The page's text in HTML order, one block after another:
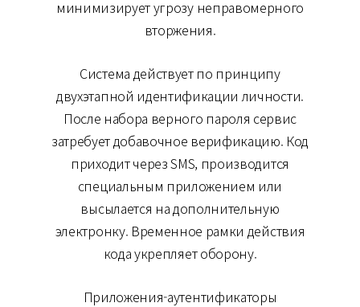
минимизирует угрозу неправомерного
вторжения.
Система действует по принципу
двухэтапной идентификации личности.
После набора верного пароля сервис
затребует добавочное верификацию. Код
приходит через SMS, производится
специальным приложением или
высылается на дополнительную
электронку. Временное рамки действия
кода укрепляет оборону.
Приложения-аутентификаторы